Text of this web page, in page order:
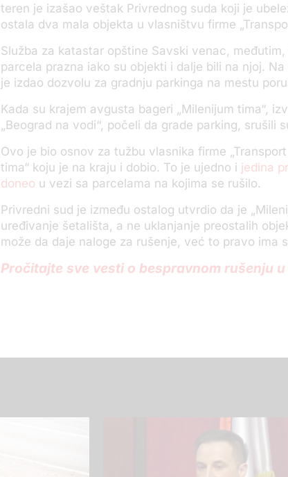
teren je izašao veštak Privrednog suda koji je
ostala dva mala objekta u vlasništvu firme „Trans
Služba za katastar opštine Savski venac,
parcela prazna iako su objekti i dalje bili na njoj.
je izdao dozvolu za gradnju parkinga na mestu
Kada su krajem avgusta bageri „Milenijum tima“,
„Beograd na vodi“, počeli da grade parking, srušili
Ovo je bio osnov za tužbu vlasnika firme
tima“ koju je na kraju i dobio. To je ujedno i jedina
doneo u vezi sa parcelama na kojima se rušilo.
Privredni sud je između ostalog utvrdio da je
uređivanje šetališta, a ne uklanjanje preostalih
može da daje naloge za rušenje, već to pravo ima
Pročitajte sve vesti o bespravnom rušenju